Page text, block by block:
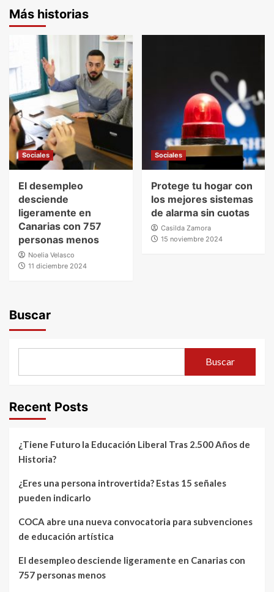
Más historias
Sociales
El desempleo
desciende
ligeramente en
Canarias con 757
personas menos
Noelia Velasco
11 diciembre 2024
Sociales
Protege tu hogar con
los mejores sistemas
de alarma sin cuotas
Casilda Zamora
15 noviembre 2024
Buscar
Buscar
Recent Posts
¿Tiene Futuro la Educación Liberal Tras 2.500 Años de
Historia?
¿Eres una persona introvertida? Estas 15 señales
pueden indicarlo
COCA abre una nueva convocatoria para subvenciones
de educación artística
El desempleo desciende ligeramente en Canarias con
757 personas menos